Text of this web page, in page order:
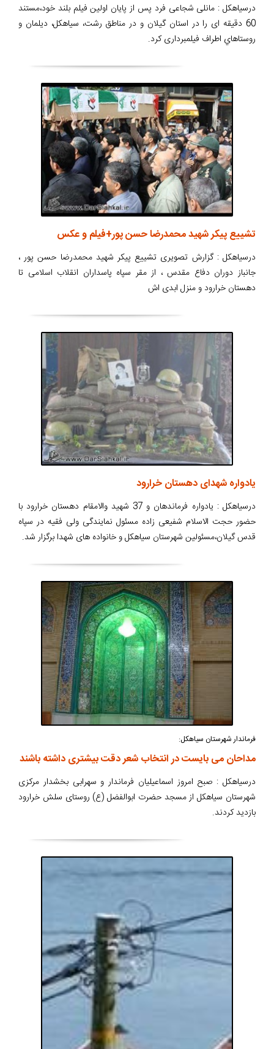
درسیاهکل : مانلی شجاعی فرد پس از پایان اولین فیلم بلند خود،مستند
60 دقیقه ای را در استان گیلان و در مناطق رشت، سياهكل، ديلمان و
روستاهاي اطراف فيلمبرداری کرد.
تشییع پیکر شهید محمدرضا حسن پور+فیلم و عکس
درسیاهکل : گزارش تصویری تشییع پیکر شهید محمدرضا حسن پور ،
جانباز دوران دفاع مقدس ، از مقر سپاه پاسداران انقلاب اسلامی تا
دهستان خرارود و منزل ابدی اش
یادواره شهدای دهستان خرارود
درسیاهکل : یادواره فرماندهان و 37 شهید والامقام دهستان خرارود با
حضور حجت الاسلام شفیعی زاده مسئول نمایندگی ولی فقیه در سپاه
قدس گیلان،مسئولین شهرستان سیاهکل و خانواده های شهدا برگزار شد.
فرماندار شهرستان سیاهکل:
مداحان می بایست در انتخاب شعر دقت بیشتری داشته باشند
درسیاهکل : صبح امروز اسماعیلیان فرماندار و سهرابی بخشدار مرکزی
شهرستان سیاهکل از مسجد حضرت ابوالفضل (ع) روستای سلش خرارود
بازدید کردند.